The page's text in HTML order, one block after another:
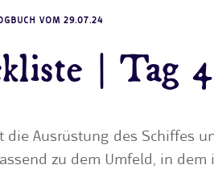
VOM 29.07.24
| Tag 4
die Ausrüstung des Schiffes
zu dem Umfeld, in